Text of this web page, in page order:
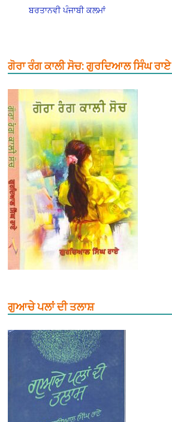
ਬਰਤਾਨਵੀ ਪੰਜਾਬੀ ਕਲਮਾਂ
ਗੋਰਾ ਰੰਗ ਕਾਲੀ ਸੋਚ: ਗੁਰਦਿਆਲ ਸਿੰਘ ਰਾਏ
ਗੁਆਚੇ ਪਲਾਂ ਦੀ ਤਲਾਸ਼